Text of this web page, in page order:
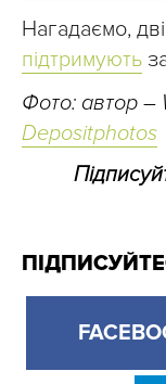
Нагадаємо,
підтримують
Фото: автор –
Depositphotos